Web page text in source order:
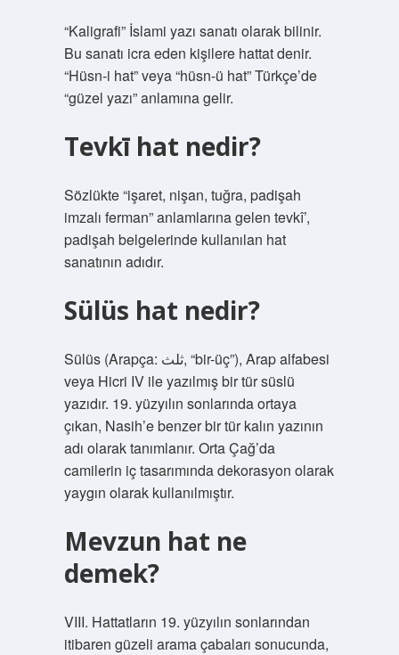
“Kaligrafi” İslami yazı sanatı olarak bilinir.
Bu sanatı icra eden kişilere hattat denir.
“Hüsn-i hat” veya “hüsn-ü hat” Türkçe’de
“güzel yazı” anlamına gelir.
Tevkī hat nedir?
Sözlükte “işaret, nişan, tuğra, padişah
imzalı ferman” anlamlarına gelen tevkî’,
padişah belgelerinde kullanılan hat
sanatının adıdır.
Sülüs hat nedir?
Sülüs (Arapça: ثلث, “bir-üç”), Arap alfabesi
veya Hicri IV ile yazılmış bir tür süslü
yazıdır. 19. yüzyılın sonlarında ortaya
çıkan, Nasih’e benzer bir tür kalın yazının
adı olarak tanımlanır. Orta Çağ’da
camilerin iç tasarımında dekorasyon olarak
yaygın olarak kullanılmıştır.
Mevzun hat ne
demek?
VIII. Hattatların 19. yüzyılın sonlarından
itibaren güzeli arama çabaları sonucunda,